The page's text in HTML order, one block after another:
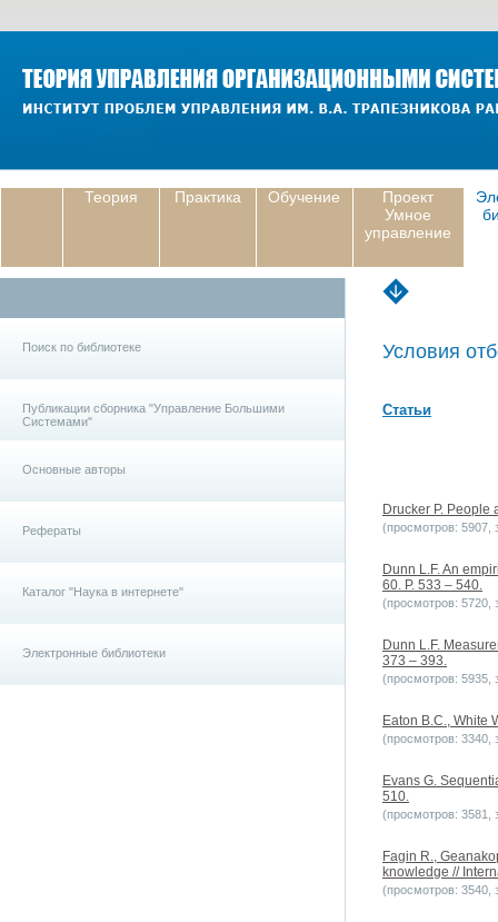
Теория Практика Обучение
Проект
Умное
управление
Поиск по библиотеке
Публикации сборника "Управление Большими
Системами"
Основные авторы
Рефераты
Каталог "Наука в интернете"
Электронные библиотеки
Условия
Статьи
Drucker P.
(просмотров: 5907,
Dunn L.F. An
60. P. 533 – 540.
(просмотров: 5720,
Dunn L.F.
373 – 393.
(просмотров: 5935,
Eaton B.C., White
(просмотров: 3340,
Evans G.
510.
(просмотров: 3581,
Fagin R.,
knowledge //
(просмотров: 3540,